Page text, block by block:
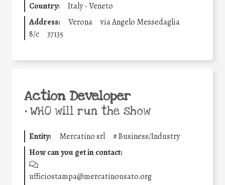
Country:
Italy - Veneto
Address:
Verona
via Angelo Messedaglia
8/c
37135
Action Developer
•WHO will run the show
Entity: Mercatino srl #Business/Industry
How can you get in contact:
ufficiostampa@mercatinousato.org